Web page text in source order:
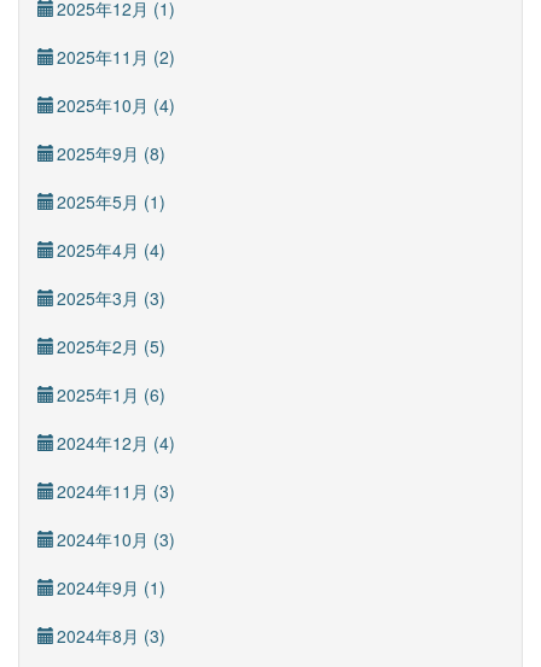
2025年12月 (1)
2025年11月 (2)
2025年10月 (4)
2025年9月 (8)
2025年5月 (1)
2025年4月 (4)
2025年3月 (3)
2025年2月 (5)
2025年1月 (6)
2024年12月 (4)
2024年11月 (3)
2024年10月 (3)
2024年9月 (1)
2024年8月 (3)